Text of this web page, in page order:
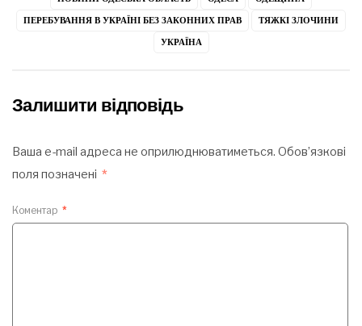
ПЕРЕБУВАННЯ В УКРАЇНІ БЕЗ ЗАКОННИХ ПРАВ
ТЯЖКІ ЗЛОЧИНИ
УКРАЇНА
Залишити відповідь
Ваша e-mail адреса не оприлюднюватиметься. Обов’язкові
поля позначені *
Коментар *